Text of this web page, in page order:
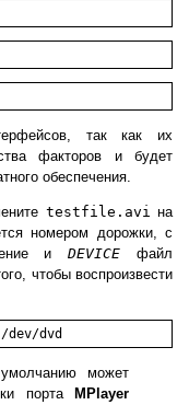
так как их
факторов и будет
обеспечения.
testfile.avi на
номером дорожки, с
иDEVICE файл
чтобы воспроизвести
dvd
может
порта
MPlayer